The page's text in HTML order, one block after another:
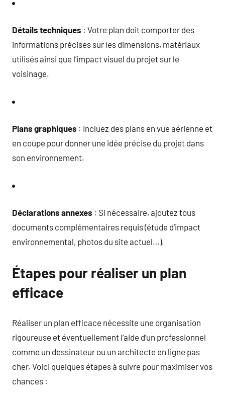
Détails techniques : Votre plan doit comporter des
informations précises sur les dimensions, matériaux
utilisés ainsi que l’impact visuel du projet sur le
voisinage.
Plans graphiques : Incluez des plans en vue aérienne et
en coupe pour donner une idée précise du projet dans
son environnement.
Déclarations annexes : Si nécessaire, ajoutez tous
documents complémentaires requis (étude d’impact
environnemental, photos du site actuel…).
Étapes pour réaliser un plan
efficace
Réaliser un plan efficace nécessite une organisation
rigoureuse et éventuellement l’aide d’un professionnel
comme un dessinateur ou un architecte en ligne pas
cher. Voici quelques étapes à suivre pour maximiser vos
chances :